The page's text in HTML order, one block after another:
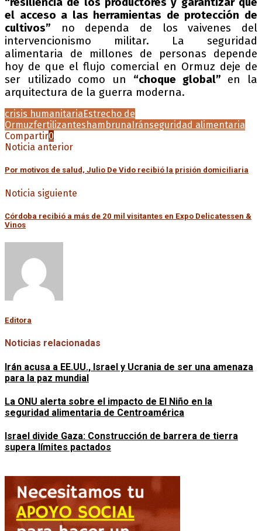
el acceso a las herramientas de protección de
cultivos” no dependa de los vaivenes del
intervencionismo militar. La seguridad
alimentaria de millones de personas depende
hoy de que el flujo comercial en Ormuz deje de
ser utilizado como un “choque global” en la
arquitectura de la guerra moderna.
crisis humanitaria Estrecho de
Ormuzfertilizantes hambruna Iránseguridad alimentaria
Compartir0
Noticia anterior
Por motivos de salud, Julio De Vido recibió la prisión domiciliaria
Noticia siguiente
Córdoba recibió a más de 20 mil visitantes en Expo Delicatessen &
Vinos
Editora
Noticias relacionadas
Irán acusa a EE.UU., Israel y Ucrania de ser una amenaza
para la paz mundial
La ONU alerta sobre el impacto de El Niño en la
seguridad alimentaria de Centroamérica
Israel divide Gaza: Construcción de barrera de tierra
supera límites pactados